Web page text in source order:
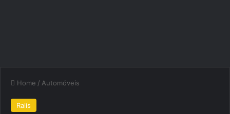
Home / Automóveis
Ralis